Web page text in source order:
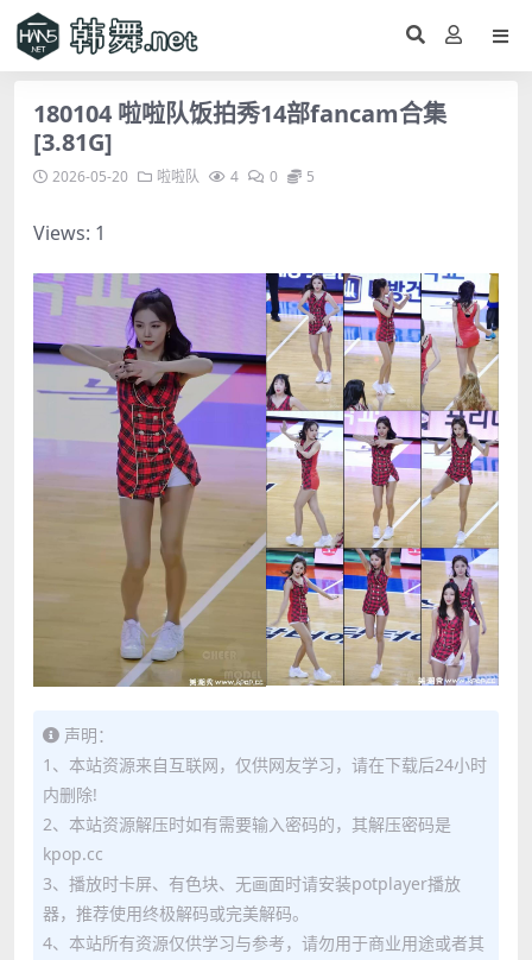
180104 啦啦队饭拍秀14部fancam合集
[3.81G]
2026-05-20 啦啦队 4 0 5
Views: 1
声明：
1、本站资源来自互联网，仅供网友学习，请在下载后24小时
内删除!
2、本站资源解压时如有需要输入密码的，其解压密码是
kpop.cc
3、播放时卡屏、有色块、无画面时请安装potplayer播放
器，推荐使用终极解码或完美解码。
4、本站所有资源仅供学习与参考，请勿用于商业用途或者其